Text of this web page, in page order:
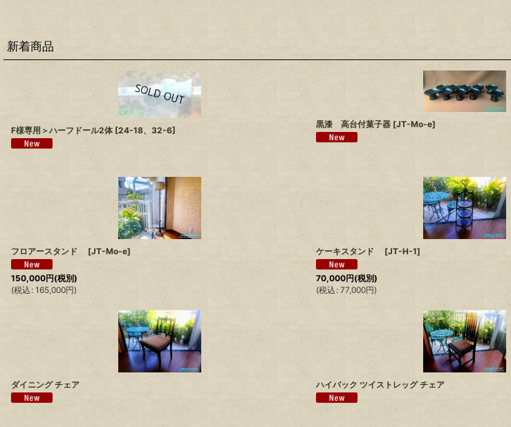
新着商品
F様専用＞ハーフドール2体 [24-18、32-6]
黒漆 高台付菓子器 [JT-Mo-e]
フロアースタンド [JT-Mo-e]
150,000円(税別)
(税込 : 165,000円)
ケーキスタンド [JT-H-1]
70,000円(税別)
(税込 : 77,000円)
ダイニング チェア ハイバック ツイストレッグ チェア